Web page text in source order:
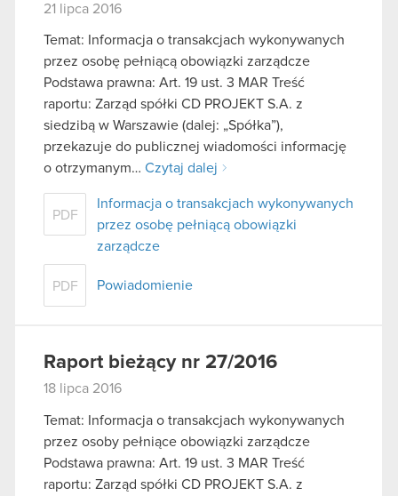
21 lipca 2016
Temat: Informacja o transakcjach wykonywanych
przez osobę pełniącą obowiązki zarządcze
Podstawa prawna: Art. 19 ust. 3 MAR Treść
raportu: Zarząd spółki CD PROJEKT S.A. z
siedzibą w Warszawie (dalej: „Spółka”),
przekazuje do publicznej wiadomości informację
o otrzymanym… Czytaj dalej
PDF
Informacja o transakcjach wykonywanych
przez osobę pełniącą obowiązki
zarządcze
PDF Powiadomienie
Raport bieżący nr 27/2016
18 lipca 2016
Temat: Informacja o transakcjach wykonywanych
przez osoby pełniące obowiązki zarządcze
Podstawa prawna: Art. 19 ust. 3 MAR Treść
raportu: Zarząd spółki CD PROJEKT S.A. z